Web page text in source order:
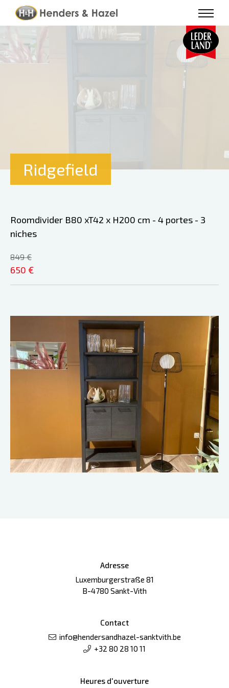
Ridgefield
Roomdivider B80 xT42 x H200 cm - 4 portes - 3
niches
849 €
650 €
Adresse
Luxemburgerstraße 81
B-4780 Sankt-Vith
Contact
info@hendersandhazel-sanktvith.be
+32 80 28 10 11
Heures d'ouverture